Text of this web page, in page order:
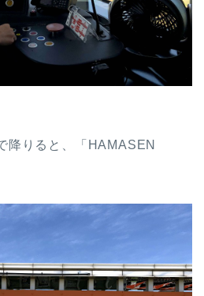
降りると、「HAMASEN